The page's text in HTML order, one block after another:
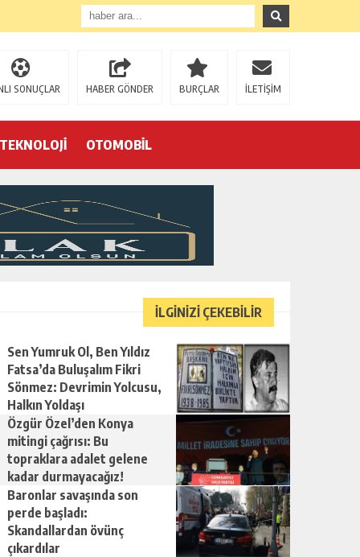
SONUÇLAR HABER GÖNDER BURÇLAR İLETİŞİM
TEKNOLOJİ OTOMOBİL
İLGİNİZİ ÇEKEBİLİR
Sen Yumruk Ol, Ben Yıldız
Fatsa’da Buluşalım Fikri
Sönmez: Devrimin Yolcusu,
Halkın Yoldaşı
Özgür Özel’den Konya
mitingi çağrısı: Bu
topraklara adalet gelene
kadar durmayacağız!
Baronlar savaşında son
perde başladı:
Skandallardan övünç
çıkardılar